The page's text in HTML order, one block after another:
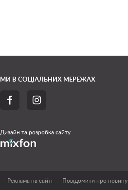
МИ В СОЦІАЛЬНИХ МЕРЕЖАХ
 
Дизайн та розробка сайту
Реклама на сайті Повідомити про новину